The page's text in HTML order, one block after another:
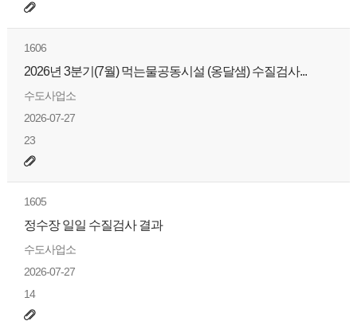
1606
2026년 3분기(7월) 먹는물공동시설 (옹달샘) 수질검사...
수도사업소
2026-07-27
23
1605
정수장 일일 수질검사 결과
수도사업소
2026-07-27
14